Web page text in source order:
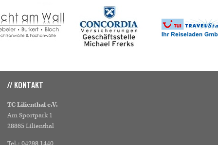
// KONTAKT
TC Lilienthal e.V.
Am Sportpark 1
28865 Lilienthal